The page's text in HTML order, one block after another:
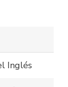
Inglés